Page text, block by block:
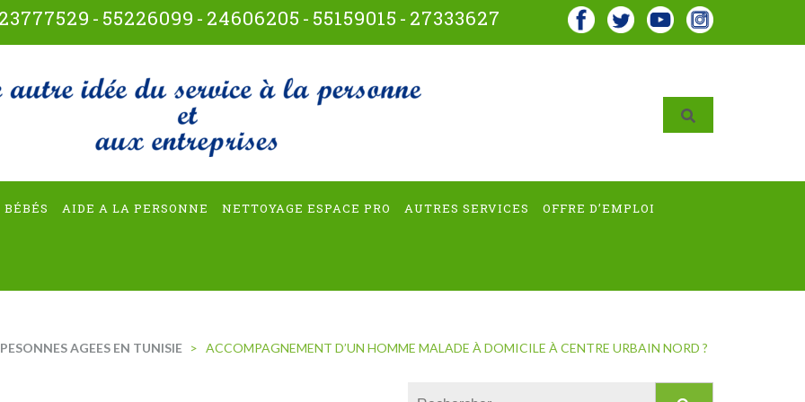
23777529 - 55226099 - 24606205 - 55159015 - 27333627
multiservices
BÉBÉS AIDE A LA PERSONNE NETTOYAGE ESPACE PRO AUTRES SERVICES OFFRE D’EMPLOI
AGEES EN TUNISIE > ACCOMPAGNEMENT D’UN HOMME MALADE À DOMICILE À CENTRE URBAIN NORD ?
Rechercher :